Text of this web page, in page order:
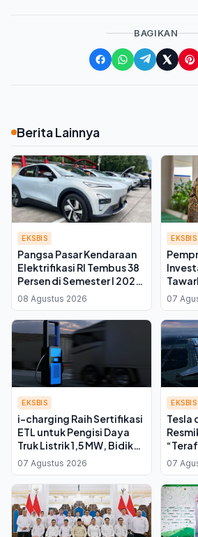
BAGIKAN
Berita Lainnya
EKSBIS
Pangsa Pasar Kendaraan
Elektrifikasi RI Tembus 38
Persen di Semester I 2026,
Hybrid Jadi Primadona
Baru
08 Agustus 2026
EKSBIS
bagi
07
EKSBIS
i-charging Raih Sertifikasi
ETL untuk Pengisi Daya
Truk Listrik 1,5 MW, Bidik
Pasar Amerika Utara
07 Agustus 2026
EKSBIS
Tesla
277
07